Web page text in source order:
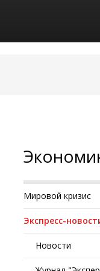
Мировой кризис
Экспресс-
Новости